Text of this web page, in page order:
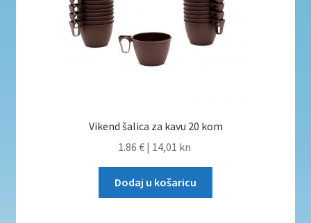
Vikend šalica za kavu 20 kom
1.86 € | 14,01 kn
Dodaj u košaricu